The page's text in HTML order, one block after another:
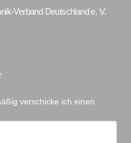
Verband Deutschland e. V.
verschicke ich einen